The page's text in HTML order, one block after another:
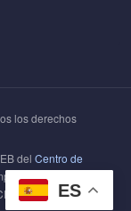
ES
los derechos
del Centro de
y la Dra Helen